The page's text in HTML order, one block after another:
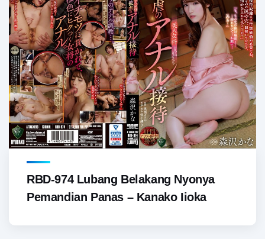
RBD-974 Lubang Belakang Nyonya
Pemandian Panas – Kanako Iioka